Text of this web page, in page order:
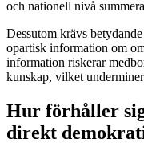
och nationell nivå
Dessutom krävs
opartisk information om
information riskerar
kunskap, vilket
Hur förhåller
direkt